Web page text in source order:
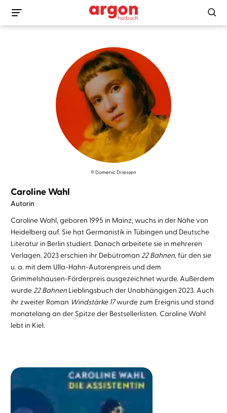
© Domenic Driessen
Caroline Wahl
Autorin
Caroline Wahl, geboren 1995 in Mainz, wuchs in der Nähe von
Heidelberg auf. Sie hat Germanistik in Tübingen und Deutsche
Literatur in Berlin studiert. Danach arbeitete sie in mehreren
Verlagen. 2023 erschien ihr Debütroman 22 Bahnen, für den sie
u. a. mit dem Ulla-Hahn-Autorenpreis und dem
Grimmelshausen-Förderpreis ausgezeichnet wurde. Außerdem
wurde 22 BahnenLieblingsbuch der Unabhängigen 2023. Auch
ihr zweiter Roman Windstärke 17wurde zum Ereignis und stand
monatelang an der Spitze der Bestsellerlisten. Caroline Wahl
lebt in Kiel.